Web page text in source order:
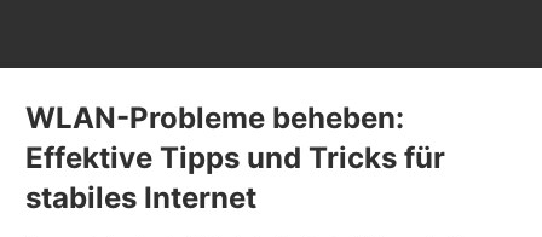
WLAN-Probleme beheben:
Effektive Tipps und Tricks für
stabiles Internet